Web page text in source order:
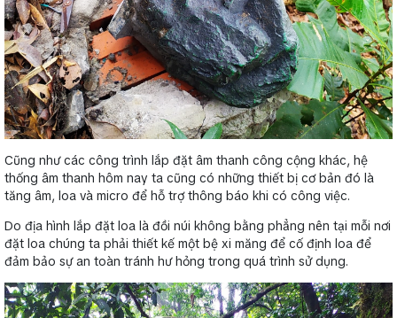
Cũng như các công trình lắp đặt âm thanh công cộng khác, hệ
thống âm thanh hôm nay ta cũng có những thiết bị cơ bản đó là
tăng âm, loa và micro để hỗ trợ thông báo khi có công việc.
Do địa hình lắp đặt loa là đồi núi không bằng phẳng nên tại mỗi nơi
đặt loa chúng ta phải thiết kế một bệ xi măng để cố định loa để
đảm bảo sự an toàn tránh hư hỏng trong quá trình sử dụng.